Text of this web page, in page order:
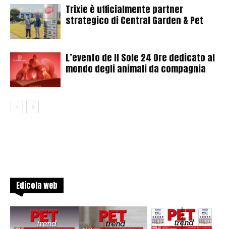
Trixie è ufficialmente partner
strategico di Central Garden & Pet
L’evento de Il Sole 24 Ore dedicato al
mondo degli animali da compagnia
Edicola web